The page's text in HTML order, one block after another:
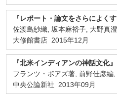
『レポート・論文をさらによく
佐渡島紗織, 坂本麻裕子, 大野真
大修館書店 2015年12月
『北米インディアンの神話文化』
フランツ・ボアズ著, 前野佳彦
中央公論新社 2013年09月